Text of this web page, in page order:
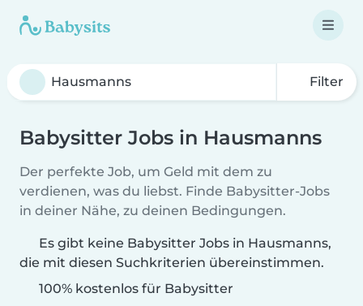
Filter
Babysitter Jobs in Hausmanns
Der perfekte Job, um Geld mit dem zu
verdienen, was du liebst. Finde Babysitter-Jobs
in deiner Nähe, zu deinen Bedingungen.
Es gibt keine Babysitter Jobs in Hausmanns,
die mit diesen Suchkriterien übereinstimmen.
100% kostenlos für Babysitter